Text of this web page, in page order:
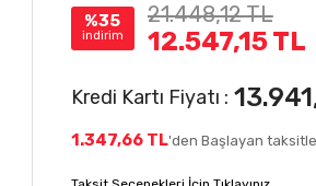
%35
indirim
21.448,12 TL
12.547,15 TL
Kredi Kartı Fiyatı :
1.347,66 TL'den Başlayan